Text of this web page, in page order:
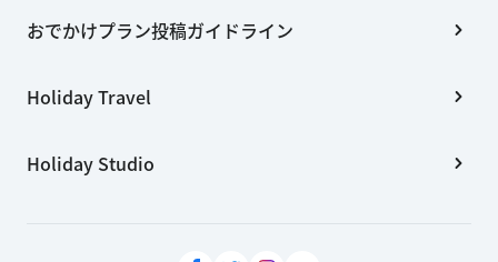
おでかけプラン投稿ガイドライン
Holiday Travel
Holiday Studio